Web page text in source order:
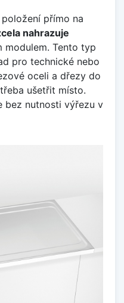
přímo na
nahrazuje
modulem. Tento typ
pro technické nebo
oceli a dřezy do
ušetřit místo.
bez nutnosti výřezu v